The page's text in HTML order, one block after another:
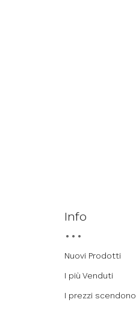
Info
Nuovi Prodotti
I più Venduti
I prezzi scendono